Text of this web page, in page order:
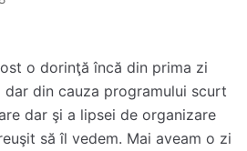
o dorinţă încă din prima zi
dar din cauza programului scurt
dar şi a lipsei de organizare
să îl vedem. Mai aveam o zi